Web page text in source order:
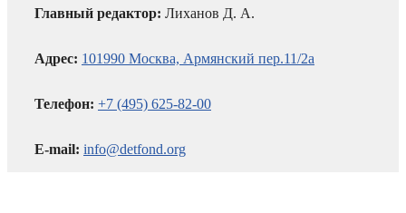
Главный редактор: Лиханов Д. А.
Адрес: 101990 Москва, Армянский пер.11/2а
Телефон: +7 (495) 625-82-00
E-mail: info@detfond.org